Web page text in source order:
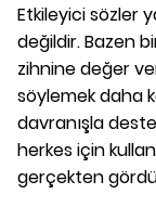
Etkileyici sözler
değildir. Bazen
zihnine değer
söylemek daha
davranışla
herkes için
gerçekten